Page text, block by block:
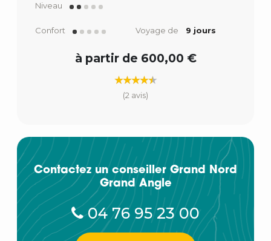
Niveau
Confort Voyage de 9 jours
à partir de 600,00 €
(2 avis)
Contactez un conseiller Grand Nord
Grand Angle
04 76 95 23 00